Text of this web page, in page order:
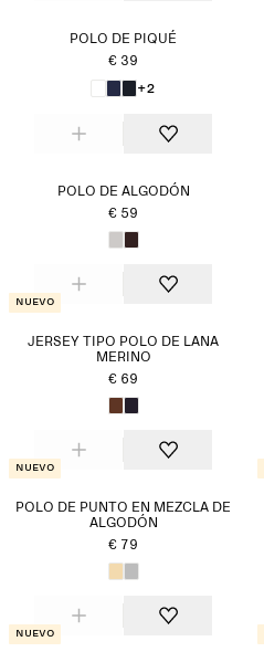
POLO DE PIQUÉ
€ 39
+2
POLO DE ALGODÓN
€ 59
Nuevo
JERSEY TIPO POLO DE LANA
MERINO
€ 69
Nuevo
POLO DE PUNTO EN MEZCLA DE
ALGODÓN
€ 79
Nuevo